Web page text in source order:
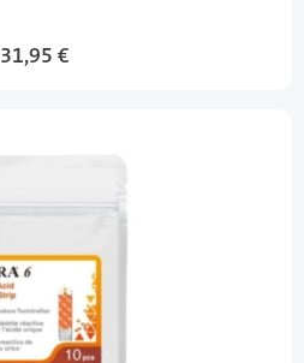
31,95 €